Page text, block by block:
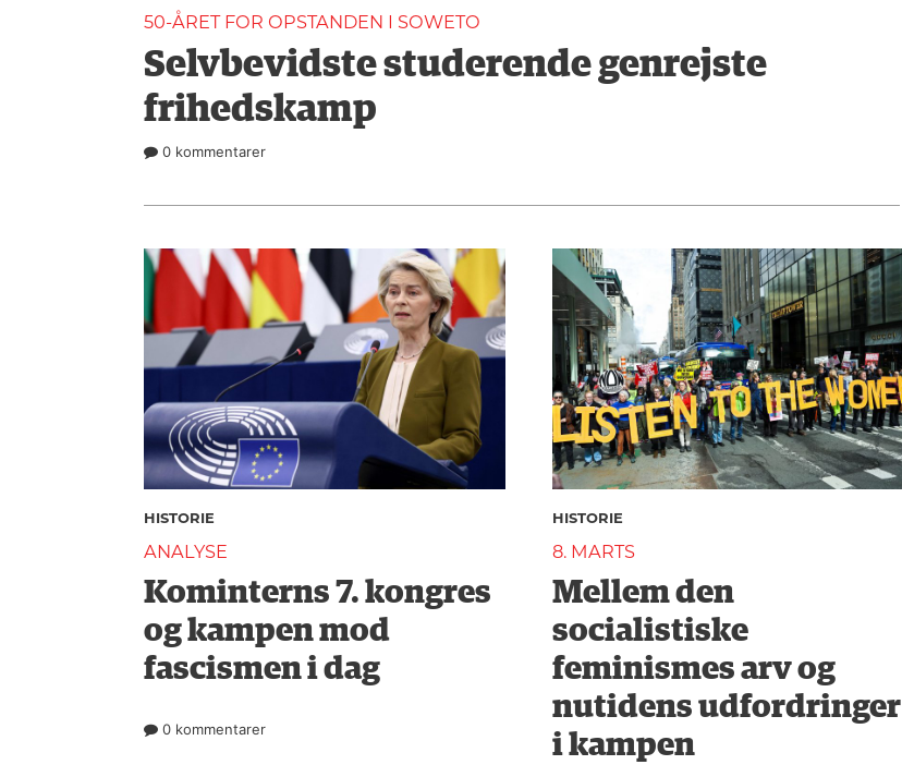
50-ÅRET FOR OPSTANDEN I SOWETO
Selvbevidste studerende genrejste
frihedskamp
0 kommentarer
HISTORIE
ANALYSE
Kominterns 7. kongres
og kampen mod
fascismen i dag
0 kommentarer
HISTORIE
8. MARTS
Mellem den
socialistiske
feminismes arv og
nutidens udfordringer
i kampen